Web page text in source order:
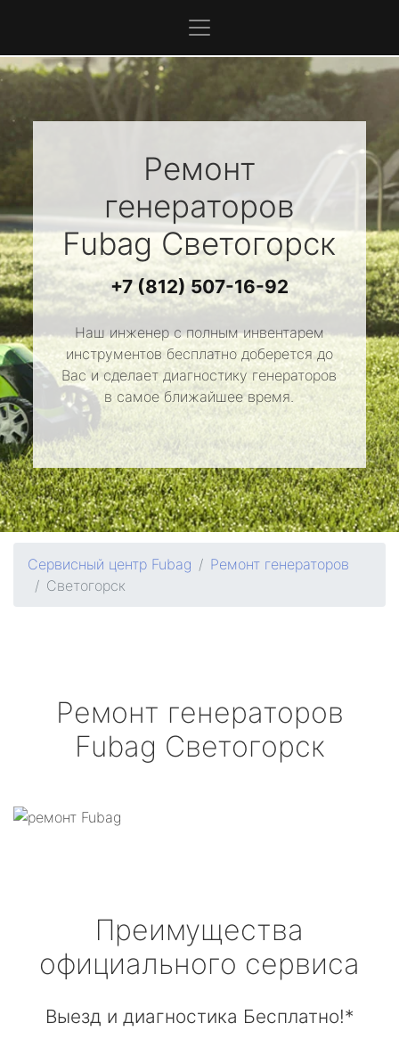
Ремонт
генераторов
FubagСветогорск
+7 (812) 507-16-92
Наш инженер с полным инвентарем
инструментов бесплатно доберется до
Вас и сделает диагностику генераторов
в самое ближайшее время.
Сервисный центр Fubag
Ремонт генераторов
Светогорск
Ремонт генераторов
Fubag Светогорск
Преимущества
официального сервиса
Выезд и диагностика Бесплатно!*